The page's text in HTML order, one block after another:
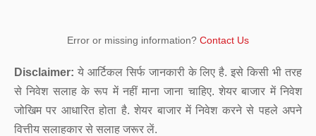
Error or missing information? Contact Us
Disclaimer: ये आर्टिकल सिर्फ जानकारी के लिए है. इसे किसी भी तरह
से निवेश सलाह के रूप में नहीं माना जाना चाहिए. शेयर बाजार में निवेश
जोखिम पर आधारित होता है. शेयर बाजार में निवेश करने से पहले अपने
वित्तीय सलाहकार से सलाह जरूर लें.